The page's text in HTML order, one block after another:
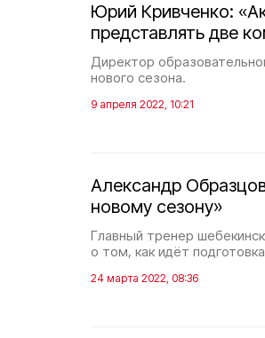
Юрий Кривченко:
представлять две
Директор
нового сезона.
9 апреля 2022, 10:21
Александр
новому сезону»
Главный тренер
о том, как идёт
24 марта 2022, 08:36